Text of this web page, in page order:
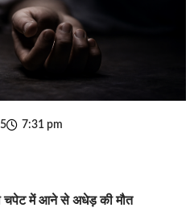
7:31 pm
चपेट में आने से अधेड़ की मौत